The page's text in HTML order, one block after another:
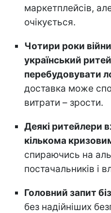
маркетплейсів,
очікується.
Чотири роки
український
перебудовувати
доставка може
витрати – зрости.
Деякі ритейлери
кількома
спираючись на
постачальників і
Головний запит
без надійніших